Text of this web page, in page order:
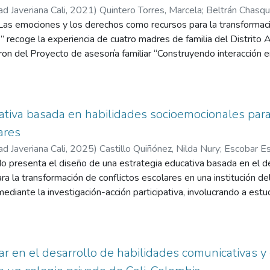
Javeriana Cali, 2021) Quintero Torres, Marcela; Beltrán
emociones y los derechos como recursos para la
recoge la experiencia de cuatro madres de familia del Distrito
del Proyecto de asesoría familiar “Construyendo interacción
sistémica y se realizó entre agosto del año 2020 y marzo
propuestas de acción y transformación, donde se
emociones y necesidades lo cual permitió transformar
los ejes: transformación de las práctica de crianza,
e hijos y la perspectiva de derechos; los objetivos fueron:
una relación de respeto y reconocimiento entre madres e
contribuyen a mejorar las interacciones entre las
contribuye a mejorar las interacciones entre madres e
que las nuevas pautas relacionales permitieron incorporar
socio emocionales como el autoconocimiento, la
comprender a la familia como un sistema abierto que es
hace parte, por tanto son movilizadas por las situaciones de
basada en habilidades socioemocionales
Javeriana Cali, 2025) Castillo Quiñónez, Nilda Nury; Escobar
;Román Muñoz, Myriam Janneth
presenta el diseño de una estrategia educativa basada en el
la transformación de conflictos escolares en una institución
la investigación-acción participativa, involucrando a
y directivos. A través de técnicas como la cartografía
la empatía, la autorregulación y las habilidades sociales. Los
contextualizada puede fortalecer la convivencia democrática
escolar. Por ende, la propuesta pedagógica “Escalera de
en el desarrollo de habilidades comunicativas